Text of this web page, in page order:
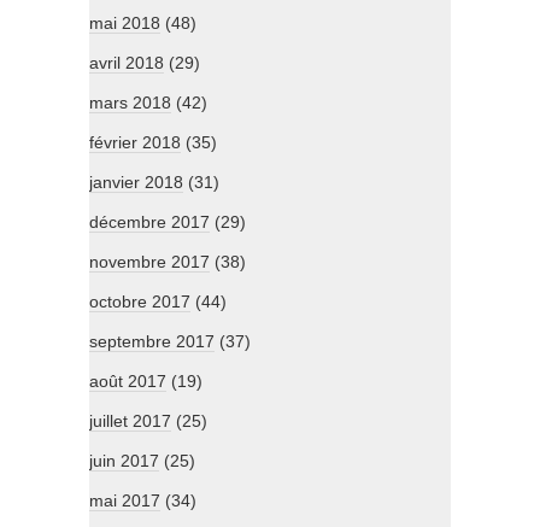
mai 2018 (48)
avril 2018 (29)
mars 2018 (42)
février 2018 (35)
janvier 2018 (31)
décembre 2017 (29)
novembre 2017 (38)
octobre 2017 (44)
septembre 2017 (37)
août 2017 (19)
juillet 2017 (25)
juin 2017 (25)
mai 2017 (34)